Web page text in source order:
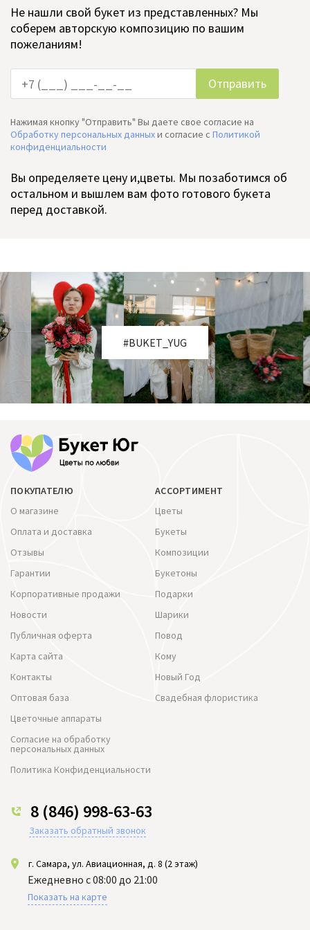
Не нашли свой букет из представленных? Мы
соберем авторскую композицию по вашим
пожеланиям!
Нажимая кнопку "Отправить" Вы даете свое согласие на
Обработку персональных данныхи согласие c Политикой
конфиденциальности
Вы определяете цену и,цветы. Мы позаботимся об
остальном и вышлем вам фото готового букета
перед доставкой.
#BUKET_YUG
ПОКУПАТЕЛЮ
О магазине
Оплата и доставка
Отзывы
Гарантии
Корпоративные продажи
Новости
Публичная оферта
Карта сайта
Контакты
Оптовая база
Цветочные аппараты
Согласие на обработку
персональных данных
Политика Конфиденциальности
АССОРТИМЕНТ
Цветы
Букеты
Композиции
Букетоны
Подарки
Шарики
Повод
Кому
Новый Год
Свадебная флористика
8 (846) 998-63-63
Заказать обратный звонок
г. Самара, ул. Авиационная, д. 8 (2 этаж)
Ежедневно с 08:00 до 21:00
Показать на карте